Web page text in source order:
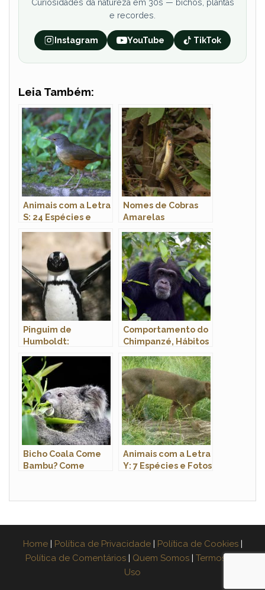
Curiosidades da natureza em 30s — bichos, plantas
e recordes.
Instagram YouTube TikTok
Leia Também:
Animais com a Letra
S: 24 Espécies e
Nomes de Cobras
Amarelas
Pinguim de
Humboldt:
Nome Científico e
Fotos
Comportamento do
Chimpanzé, Hábitos
Animal
Bicho Coala Come
Bambu? Come
Animais com a Letra
Y: 7 Espécies e Fotos
Home Política de Privacidade Política de Cookies
Política de Comentários
Quem Somos
Termos de
Uso